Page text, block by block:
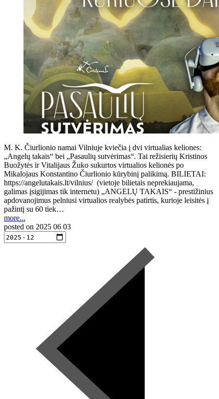
M. K. Čiurlionio namai Vilniuje kviečia į dvi virtualias keliones:
„Angelų takais“ bei „Pasaulių sutvėrimas“. Tai režisierių Kristinos
Buožytės ir Vitalijaus Žuko sukurtos virtualios kelionės po
Mikalojaus Konstantino Čiurlionio kūrybinį palikimą. BILIETAI:
https://angelutakais.lt/vilnius/ (vietoje bilietais neprekiaujama,
galimas įsigijimas tik internetu) „ANGELŲ TAKAIS“ - prestižinius
apdovanojimus pelniusi virtualios realybės patirtis, kurioje leisitės į
pažintį su 60 tiek…
more...
posted on 2025 06 03